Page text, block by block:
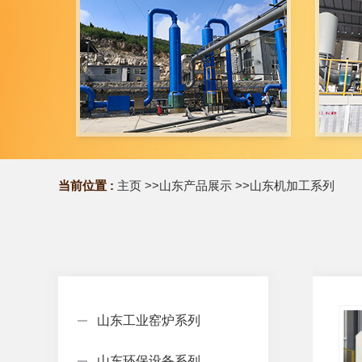
当前位置 : 主页 >>山东产品展示 >>山东机加工系列
山东工业窑炉系列